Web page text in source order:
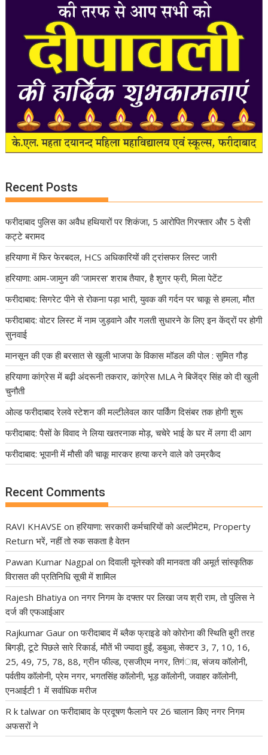
Recent Posts
फरीदाबाद पुलिस का अवैध हथियारों पर शिकंजा, 5 आरोपित गिरफ्तार और 5 देसी
कट्टे बरामद
हरियाणा में फिर फेरबदल, HCS अधिकारियों की ट्रांसफर लिस्ट जारी
हरियाणा: आम-जामुन की ‘जामरस’ शराब तैयार, है शुगर फ्री, मिला पेटेंट
फरीदाबाद: सिगरेट पीने से रोकना पड़ा भारी, युवक की गर्दन पर चाकू से हमला, मौत
फरीदाबाद: वोटर लिस्ट में नाम जुड़वाने और गलती सुधारने के लिए इन केंद्रों पर होगी
सुनवाई
मानसून की एक ही बरसात से खुली भाजपा के विकास मॉडल की पोल : सुमित गौड़
हरियाणा कांग्रेस में बढ़ी अंदरूनी तकरार, कांग्रेस MLA ने बिजेंद्र सिंह को दी खुली
चुनौती
ओल्ड फरीदाबाद रेलवे स्टेशन की मल्टीलेवल कार पार्किंग दिसंबर तक होगी शुरू
फरीदाबाद: पैसों के विवाद ने लिया खतरनाक मोड़, चचेरे भाई के घर में लगा दी आग
फरीदाबाद: भूपानी में मौसी की चाकू मारकर हत्या करने वाले को उम्रकैद
Recent Comments
RAVI KHAVSE onहरियाणा: सरकारी कर्मचारियों को अल्टीमेटम, Property
Return भरें, नहीं तो रुक सकता है वेतन
Pawan Kumar Nagpal onदिवाली यूनेस्को की मानवता की अमूर्त सांस्कृतिक
विरासत की प्रतिनिधि सूची में शामिल
Rajesh Bhatiya onनगर निगम के दफ्तर पर लिखा जय श्री राम, तो पुलिस ने
दर्ज की एफआईआर
Rajkumar Gaur onफरीदाबाद में ब्लैक फ्राइडे को कोरोना की स्थिति बुरी तरह
बिगड़ी, टूटे पिछले सारे रिकार्ड, मौतें भी ज्यादा हुईं, डबुआ, सेक्टर 3, 7, 10, 16,
25, 49, 75, 78, 88, ग्रीन फील्ड, एसजीएम नगर, तिगंाव, संजय कॉलोनी,
पर्वतीय कॉलोनी, प्रेम नगर, भगतसिंह कॉलोनी, भूड़ कॉलोनी, जवाहर कॉलोनी,
एनआईटी 1 में सर्वाधिक मरीज
R k talwar onफरीदाबाद के प्रदूषण फैलाने पर 26 चालान किए नगर निगम
अफसरों ने